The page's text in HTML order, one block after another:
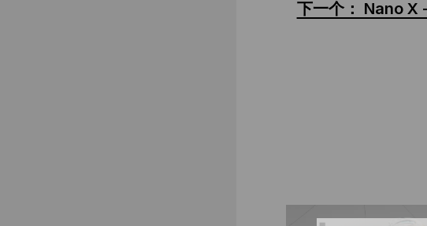
下一个： Nano X